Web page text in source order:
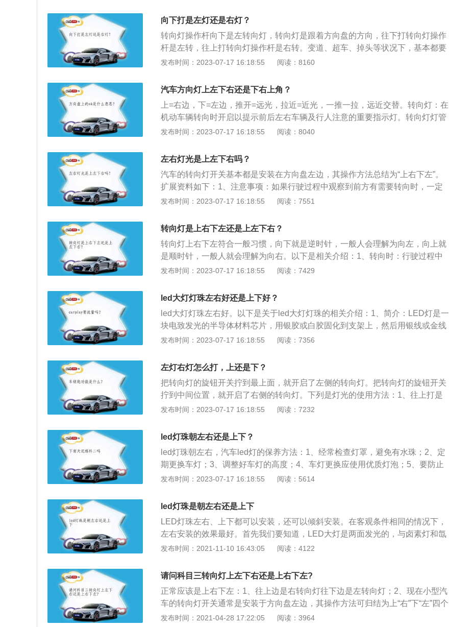
夜间会车应当在距相对方向来车150米以外改用近光灯，在窄路、窄桥与非机动
车会车时应当使用近光灯。机动车在道路上发生故障或者发生交通事故，妨碍交
通又难以移动，应当按照规定开启危险报警闪光灯并在车后50米至100米处设置
部，其主要起照明和信号作用）、转向灯（用来向别的道路使用者表示左转或者
右转向的灯具）、牌照灯（主要是照明车牌，使人们在黑夜中辨别车辆牌照）。
向下打是左灯还是右灯？
转向灯操作杆向下是左转向灯，转向灯是跟着方向盘的方向，往下打转向灯操作
杆是左转，往上打转向灯操作杆是右转。变道、超车、掉头等状况下，基本都要
打转向灯。转向灯必须要提前打，这是以便告知其他汽车自己的行驶意图。转向
灯，转向灯灯管使用氙气灯管，单片机调节电路，上下轮换频闪不间断工作，转
向灯使用闪光器，实现灯光闪烁，关键可包括阻丝式、电容式和电子式三种。汽
车转向灯使用注意事项：1、超车先打左转向再打右转向，按规定必须从左侧超
车，所以需要先打左转向灯，等超车之后要返回原车道时再打右转向灯。2、提
前打转向灯，在准备转向时应提前10-20秒的时间打灯，给后面司机留有足够时
但一般不要低于10秒钟。3、进入高速时打左灯，驶离高速时打右灯，因为进入
高速是往左拐，而驶离高速都是往右拐。同理辅路驶入主干道时打左转向灯，由
主干道驶入辅路则打右转向灯。
发布时间：2023-07-17 16:18:55 阅读：8160
汽车方向灯上左下右还是下右上角？
上=右边，下=左边，推开=远光，拉近=近光，一推一拉，远近交替。转向灯：在
机动车辆转向时开启以提示前后左右车辆及行人注意的重要指示灯。转向灯灯管
采用氙气灯管，单片机控制电路，左右轮换频闪不间断工作。转向灯采用闪光
理：1、灯管采用氙气灯管，单片机控制电路，左右轮换频闪不间断工作。2、采
用闪光器：按其结构不同，可分为阻丝式、电容式和电子式三种。其中阻丝式又
可分为热丝式和翼片式，而电子式又可分混合式和全电子式。
发布时间：2023-07-17 16:18:55 阅读：8040
左右灯光是上左下右吗？
汽车的转向灯开关基本都是安装在方向盘左边，其操作方法总结为“上右下左”。
扩展资料如下：1、注意事项：如果行驶过程中观察到前方有需要转向时，一定
要提前10秒左右就打转向灯，以提醒后方车辆及时采取措施，或减速慢行、停车
转向灯，有可能使后方车辆的司机产生视觉疲劳，引发“路怒症”，这个时间主要
还是要靠车主来把握。2、作用：转向灯作为信号灯，在日常行车过程中，主要
的作用就是提示周边车辆，表明即将行驶转向，让其他车辆注意避让，以免碰
撞。所以不管是转弯、并线、超车、起步、停车，只要车辆需要打轮离开原车
道，那么都需要提前开启转向灯，这也是安全驾驶的基本原则。
发布时间：2023-07-17 16:18:55 阅读：7551
转向灯是上右下左还是上左下右？
转向灯上右下左符合一般习惯，向下就是逆时针，一般人会理解为向左，向上就
是顺时针，一般人就会理解为向右。以下是相关介绍：1、转向时：行驶过程中
观察到前方有需要转向时，一定要提前10秒左右就打转向灯，以提醒后方车辆及
2、作用：转向灯作为信号灯，在日常行车过程中，主要的作用就是提示周边车
辆，表明即将行驶转向，让其他车辆注意避让，以免碰撞。所以不管是转弯、并
线、超车、起步、停车，只要车辆需要打轮离开原车道，那么都需要提前开启转
向灯，这也是安全驾驶的基本原则。
发布时间：2023-07-17 16:18:55 阅读：7429
led大灯灯珠左右好还是上下好？
led大灯灯珠左右好。以下是关于led大灯灯珠的相关介绍：1、简介：LED灯是一
块电致发光的半导体材料芯片，用银胶或白胶固化到支架上，然后用银线或金线
连接芯片和电路板，四周用环氧树脂密封，起到保护内部芯线的作用，较后安装
右水平朝向放置，这样的照明效果更好，光亮度更高。另外，除了灯珠的位置会
影响到大灯的效果，反光碗和透镜的使用也会影响大灯光斑呈现效果，原厂配置
LED大灯的车型会配合反光碗和透镜一起使用，这样不仅能让光线聚集，照的更
远，并且投射出来的光斑更匀称。
发布时间：2023-07-17 16:18:55 阅读：7356
左灯右灯怎么打，上还是下？
把转向灯的旋钮开关拧到最上面，就开启了左侧的转向灯。把转向灯的旋钮开关
拧到中间位置，就开启了右侧的转向灯。下列是灯光的使用方法：1、往上打是
开启右转向灯。2、往下打是开启左转向灯。3、往前拉是远光灯亮一次。4、往
过有交通信号灯控制的交叉路口，向左转弯时，开启转向灯，夜间行驶开启近光
灯。2、夜间：夜间路灯开启期间，或者遇有雾、雨、雪、沙尘、冰雹等低能见
度情况下行驶时，应当开启前照灯、示廓灯和后位灯。3、同方向行驶：同方向
行驶的后车与前车近距离行驶时，不得使用远光灯。4、转弯：转弯、变更车
道、超车、掉头、靠边停车时应当提前100米至50米开启转向灯。5、没有交通信
控制的路口时，应当交替使用远近光灯示意。6、在没有中心隔离设施或者没有
中心线的道路上：夜间会车应当在距相对方向来车150米以外改用近光灯，在窄
路、窄桥与非机动车会车时应当使用近光灯。7、机动车在道路上发生故障或者
后50米至100米处设置警告标志，夜间还应当同时开启示廓灯和后位灯。
发布时间：2023-07-17 16:18:55 阅读：7232
led灯珠朝左右还是上下？
led灯珠朝左右，汽车led灯的保养方法：1、经常检查灯罩，避免有水珠；2、定
期更换车灯；3、调整好车灯的高度；4、车灯更换应使用优质灯泡；5、要防止
异物撞击车灯。汽车灯的作用是：1、开启转向灯提醒尾随车辆，降低追尾事
速；4、需要临时停车等紧急情况和能见度低的恶劣天气打开双闪，可告知来往
发布时间：2023-07-17 16:18:55 阅读：5614
led灯珠是朝左右还是上下
LED灯珠左右、上下都可以安装，还可以倾斜安装。在客观条件相同的情况下，
左右安装的效果最好。首先我们要知道，LED大灯是两面发光的，与卤素灯和氙
气灯等设计不同（两者都是360度发光）。这也就会导致，不同的安装方式，导
朝向的安装：照出来是一个类似正方形的轮廓，轮廓较小，中间的光照度基本在
1432左右。第二种，灯珠倾斜角度的安装：照出来类似一个“Z”形，感觉是被分成
上下两半各向一个方向移动，而且上下有重叠区域，宽度有点稍微挤压，中心重
叠的部位，光照度基本在1519左右。第三种，灯珠左右朝向的安装：照出来是一
个类似长方形的轮廓，面积较大，中间区域光照亮度基本在2110左右。也就是
发布时间：2021-11-10 16:43:05 阅读：4122
请问科目三转向灯上左下右还是上右下左?
正常应该是上右下左：1、往上边是右转向灯往下边是左转向灯；2、现在小型汽
车的转向灯开关通常是安装于方向盘左边，其操作方法可归结为上“右”下“左”四个
字，其中转向灯往上打（顺时针）表示向右转，往下打（逆时针）表示往左转，
发布时间：2021-04-28 17:22:05 阅读：3964